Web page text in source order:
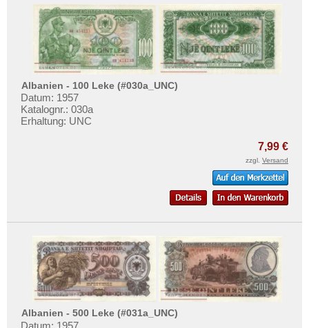
Albanien - 100 Leke (#030a_UNC)
Datum: 1957
Katalognr.: 030a
Erhaltung: UNC
7,99 €
zzgl. Versand
Albanien - 500 Leke (#031a_UNC)
Datum: 1957